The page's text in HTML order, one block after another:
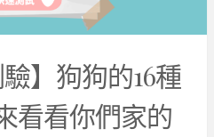
】狗狗的16種
看看你們家的